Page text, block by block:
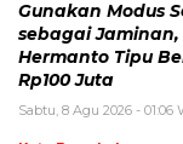
Gunakan Modus
sebagai
Hermanto Tipu
Rp100 Juta
Sabtu, 8 Agu 2026 - 01:06